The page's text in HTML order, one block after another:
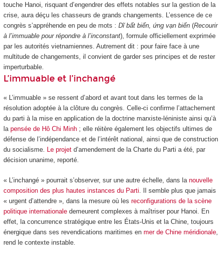
touche Hanoi, risquant d’engendrer des effets notables sur la gestion de la
crise, aura déçu les chasseurs de grands changements. L’essence de ce
congrès s’appréhende en peu de mots : Dĩ bất biến, ứng vạn biến(Recourir
à l’immuable pour répondre à l’inconstant), formule officiellement exprimée
par les autorités vietnamiennes. Autrement dit : pour faire face à une
multitude de changements, il convient de garder ses principes et de rester
imperturbable.
L’immuable et l’inchangé
« L’immuable » se ressent d’abord et avant tout dans les termes de la
résolution adoptée à la clôture du congrès. Celle-ci confirme l’attachement
du parti à la mise en application de la doctrine marxiste-léniniste ainsi qu’à
la pensée de Hô Chi Minh; elle réitère également les objectifs ultimes de
défense de l’indépendance et de l’intérêt national, ainsi que de construction
du socialisme. Le projetd’amendement de la Charte du Parti a été, par
décision unanime, reporté.
« L’inchangé » pourrait s’observer, sur une autre échelle, dans la nouvelle
composition des plus hautes instances du Parti . Il semble plus que jamais
« urgent d’attendre », dans la mesure où les reconfigurations de la scène
politique internationaledemeurent complexes à maîtriser pour Hanoi. En
effet, la concurrence stratégique entre les États-Unis et la Chine, toujours
énergique dans ses revendications maritimes en mer de Chine méridionale,
rend le contexte instable.